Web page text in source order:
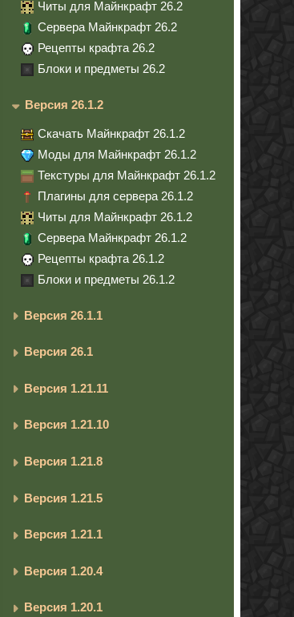
Читы для Майнкрафт 26.2
Сервера Майнкрафт 26.2
Рецепты крафта 26.2
Блоки и предметы 26.2
Версия 26.1.2
Скачать Майнкрафт 26.1.2
Моды для Майнкрафт 26.1.2
Текстуры для Майнкрафт 26.1.2
Плагины для сервера 26.1.2
Читы для Майнкрафт 26.1.2
Сервера Майнкрафт 26.1.2
Рецепты крафта 26.1.2
Блоки и предметы 26.1.2
Версия 26.1.1
Версия 26.1
Версия 1.21.11
Версия 1.21.10
Версия 1.21.8
Версия 1.21.5
Версия 1.21.1
Версия 1.20.4
Версия 1.20.1